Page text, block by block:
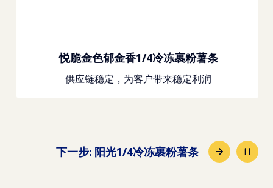
下一步: 阳光1/4冷冻裹粉薯条
悦脆金色郁金香1/4冷冻裹粉薯条
供应链稳定，为客户带来稳定利润